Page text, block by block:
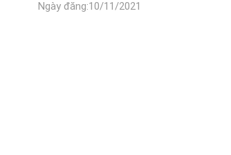
Ngày đăng:10/11/2021